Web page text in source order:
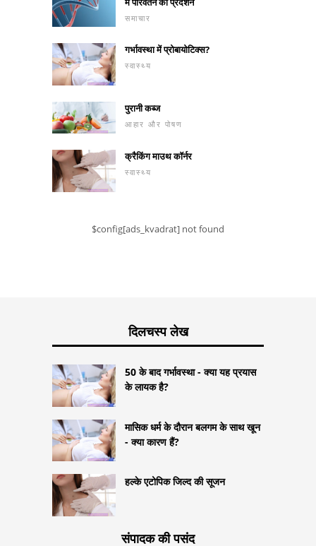
समाचार
गर्भावस्था में प्रोबायोटिक्स?
स्वास्थ्य
पुरानी कब्ज
आहार और पोषण
क्रैकिंग माउथ कॉर्नर
स्वास्थ्य
$config[ads_kvadrat] not found
दिलचस्प लेख
50 के बाद गर्भावस्था - क्या यह प्रयास
के लायक है?
मासिक धर्म के दौरान बलगम के साथ खून
- क्या कारण हैं?
हल्के एटोपिक जिल्द की सूजन
संपादक की पसंद